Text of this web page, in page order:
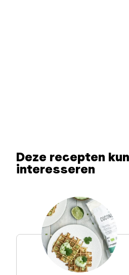
Deze recepten
interesseren